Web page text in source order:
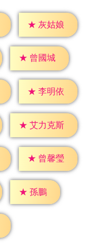
★ 灰姑娘
★ 曾國城
★ 李明依
★ 艾力克斯
★ 曾馨瑩
★ 孫鵬